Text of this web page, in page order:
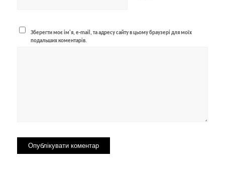
Зберегти моє ім'я, e-mail, та адресу сайту в цьому браузері для моїх
подальших коментарів.